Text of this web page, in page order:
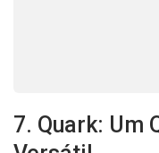
7. Quark: Um